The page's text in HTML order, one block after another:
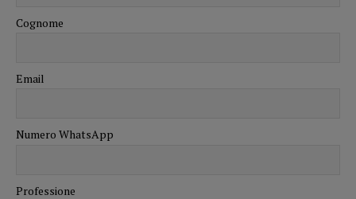
Cognome
Email
Numero WhatsApp
Professione